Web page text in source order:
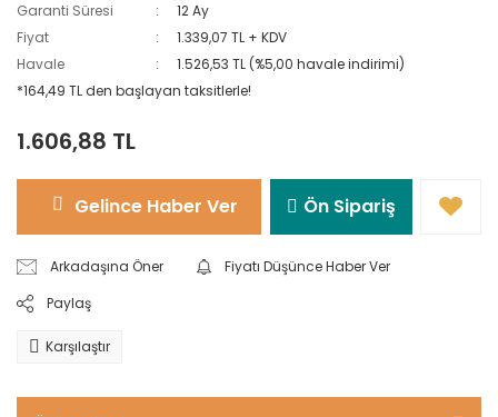
Garanti Süresi
12 Ay
Fiyat
1.339,07 TL + KDV
Havale
1.526,53 TL (%5,00 havale indirimi)
*164,49 TL den başlayan taksitlerle!
1.606,88 TL
Gelince Haber Ver Ön Sipariş
Arkadaşına Öner
Fiyatı Düşünce Haber Ver
Paylaş
Karşılaştır